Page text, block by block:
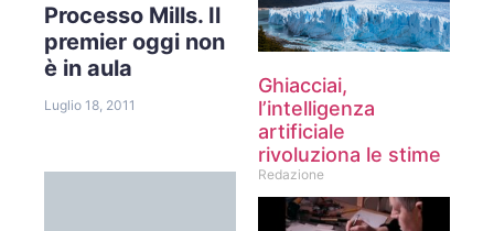
Processo Mills. Il
premier oggi non
è in aula
Luglio 18, 2011
Ghiacciai,
l’intelligenza
artificiale
rivoluziona le stime
Redazione